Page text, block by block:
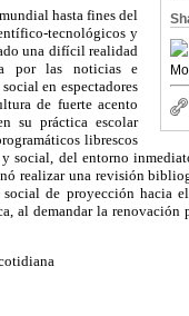
hasta fines del
tecnológicos y
una difícil realidad
por las noticias e
en espectadores
de fuerte acento
su práctica escolar
librescos
social, del entorno
realizar una revisión
de proyección hacia
al demandar la